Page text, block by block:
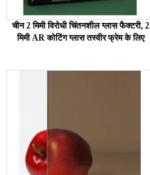
चीन 2 मिमी विरोधी चिंतनशील ग्लास फैक्टरी, 2
मिमी AR कोटिंग ग्लास तस्वीर फ्रेम के लिए